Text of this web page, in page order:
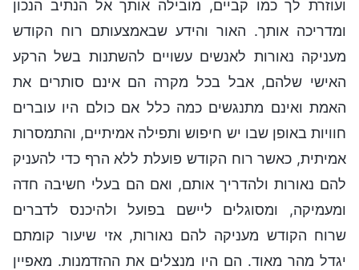
ועוזרת לך כמו קביים, מובילה אותך אל הנתיב הנכון
ומדריכה אותך. האור והידע שבאמצעותם רוח הקודש
מעניקה נאורות לאנשים עשויים להשתנות בשל הרקע
האישי שלהם, אבל בכל מקרה הם אינם סותרים את
האמת ואינם מתנגשים כמה כלל אם כולם היו עוברים
חוויות באופן שבו יש חיפוש ותפילה אמיתיים, והתמסרות
אמיתית, כאשר רוח הקודש פועלת ללא הרף כדי להעניק
להם נאורות ולהדריך אותם, ואם הם בעלי חשיבה חדה
ומעמיקה, ומסוגלים ליישם בפועל ולהיכנס לדברים
שרוח הקודש מעניקה להם נאורות, אזי שיעור קומתם
יגדל מהר מאוד. הם היו מנצלים את ההזדמנות. מאפיין